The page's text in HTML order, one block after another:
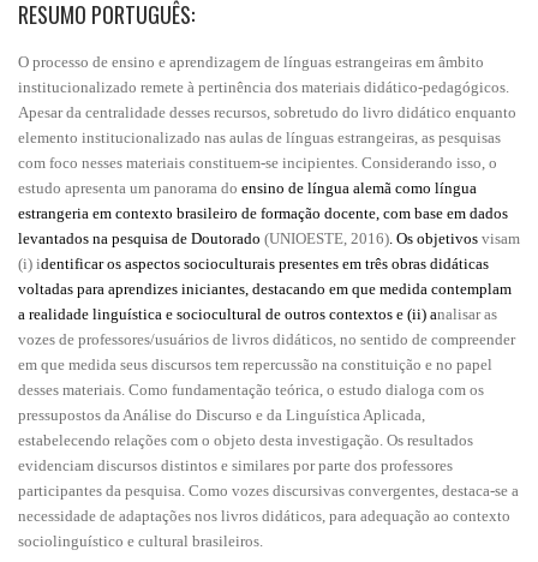
RESUMO PORTUGUÊS:
O processo de ensino e aprendizagem de línguas estrangeiras em âmbito
institucionalizado remete à pertinência dos materiais didático-pedagógicos.
Apesar da centralidade desses recursos, sobretudo do livro didático enquanto
elemento institucionalizado nas aulas de línguas estrangeiras, as pesquisas
com foco nesses materiais constituem-se incipientes. Considerando isso, o
estudo apresenta um panorama do ensino de língua alemã como língua
estrangeria em contexto brasileiro de formação docente, com base em dados
levantados na pesquisa de Doutorado (UNIOESTE, 2016). Os objetivos visam
(i) identificar os aspectos socioculturais presentes em três obras didáticas
voltadas para aprendizes iniciantes, destacando em que medida contemplam
a realidade linguística e sociocultural de outros contextos e (ii) analisar as
vozes de professores/usuários de livros didáticos, no sentido de compreender
em que medida seus discursos tem repercussão na constituição e no papel
desses materiais. Como fundamentação teórica, o estudo dialoga com os
pressupostos da Análise do Discurso e da Linguística Aplicada,
estabelecendo relações com o objeto desta investigação. Os resultados
evidenciam discursos distintos e similares por parte dos professores
participantes da pesquisa. Como vozes discursivas convergentes, destaca-se a
necessidade de adaptações nos livros didáticos, para adequação ao contexto
sociolinguístico e cultural brasileiros.